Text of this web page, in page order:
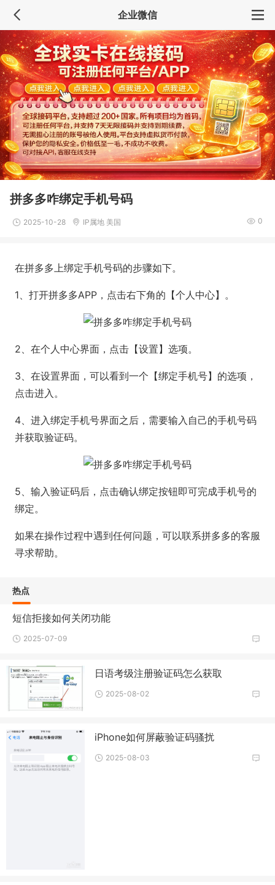
企业微信
拼多多咋绑定手机号码
2025-10-28 IP属地 美国 0
在拼多多上绑定手机号码的步骤如下。
1、打开拼多多APP，点击右下角的【个人中心】。
2、在个人中心界面，点击【设置】选项。
3、在设置界面，可以看到一个【绑定手机号】的选项，
点击进入。
4、进入绑定手机号界面之后，需要输入自己的手机号码
并获取验证码。
5、输入验证码后，点击确认绑定按钮即可完成手机号的
绑定。
如果在操作过程中遇到任何问题，可以联系拼多多的客服
寻求帮助。
热点
短信拒接如何关闭功能
2025-07-09
日语考级注册验证码怎么获取
2025-08-02
iPhone如何屏蔽验证码骚扰
2025-08-03